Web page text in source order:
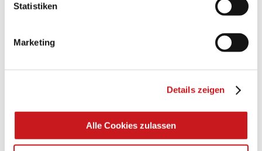
Statistiken
Marketing
Details zeigen
Alle Cookies zulassen
Shining ideas with waterproof paper. Perfectly suited